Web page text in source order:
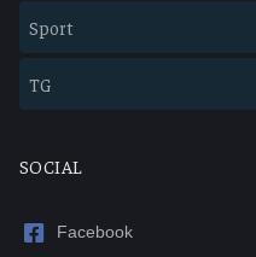
Sport
TG
SOCIAL
Facebook